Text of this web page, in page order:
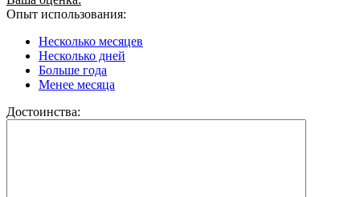
Опыт использования:
Несколько месяцев
Несколько дней
Больше года
Менее месяца
Достоинства: